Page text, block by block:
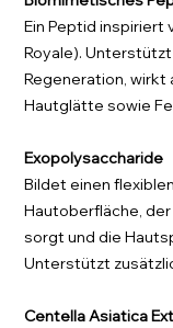
Ein Peptid inspiriert
Royale).
Regeneration, wirkt
Hautglätte sowie
Exopolysaccharide
Bildet einen
Hautoberfläche,
sorgt und die
Unterstützt
Centella Asiatica